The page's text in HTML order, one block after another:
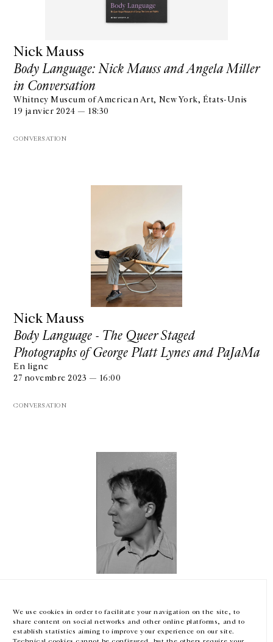
We use cookies in order to facilitate your navigation on the site, to
share content on social networks and other online platforms, and to
establish statistics aiming to improve your experience on our site.
Nick Mauss
Body Language: Nick Mauss and Angela Miller
in Conversation
Whitney Museum of American Art, New York, États-Unis
19 janvier 2024 — 18:30
CONVERSATION
Nick Mauss
Body Language - The Queer Staged
Photographs of George Platt Lynes and PaJaMa
En ligne
27 novembre 2023 — 16:00
CONVERSATION
Harvard University, Cambridge, États-Unis
14 novembre 2023 — 18:30
10 RUE CHARLOT, 75003 PARIS
EN FR 中文 Facebook Instagram